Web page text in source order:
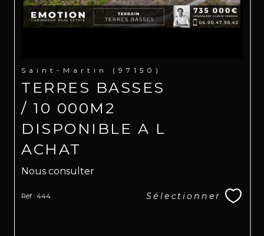
Saint-Martin (97150)
TERRES BASSES
/ 10 000M2
DISPONIBLE A L
ACHAT
Nous consulter
Réf : 444 Sélectionner